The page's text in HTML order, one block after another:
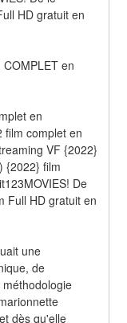
HD gratuit en
en
en
film complet en
VF {2022}
{2022} film
De
Full HD gratuit en
une
de
dès qu'elle